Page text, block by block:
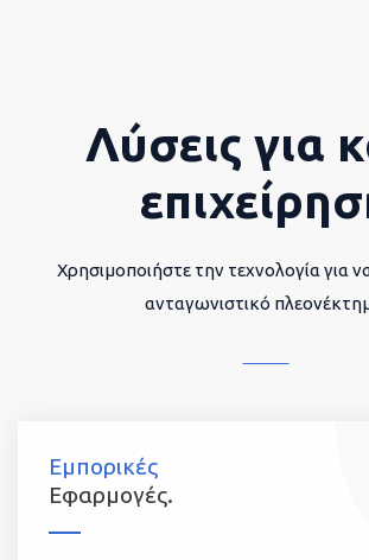
Λύσεις για
Χρησιμοποιήστε την τεχνολογία για
ανταγωνιστικό
Εμπορικές
Εφαρμογές.